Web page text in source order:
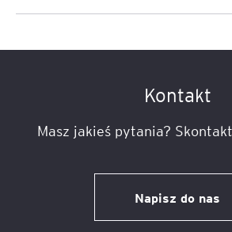
Kontakt
Masz jakieś pytania?
Napisz do nas